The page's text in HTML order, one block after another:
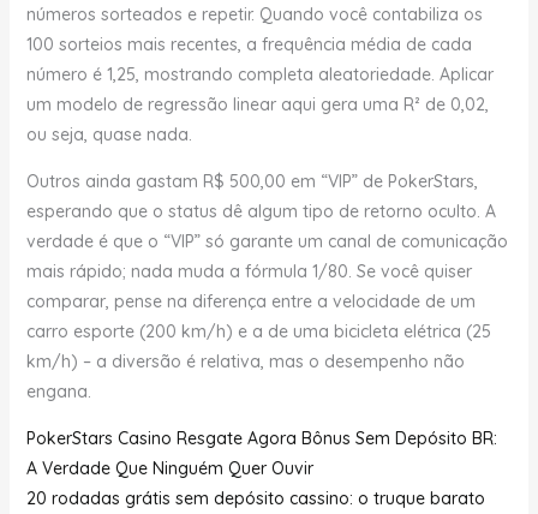
números sorteados e repetir. Quando você contabiliza os
100 sorteios mais recentes, a frequência média de cada
número é 1,25, mostrando completa aleatoriedade. Aplicar
um modelo de regressão linear aqui gera uma R² de 0,02,
ou seja, quase nada.
Outros ainda gastam R$ 500,00 em “VIP” de PokerStars,
esperando que o status dê algum tipo de retorno oculto. A
verdade é que o “VIP” só garante um canal de comunicação
mais rápido; nada muda a fórmula 1/80. Se você quiser
comparar, pense na diferença entre a velocidade de um
carro esporte (200 km/h) e a de uma bicicleta elétrica (25
km/h) – a diversão é relativa, mas o desempenho não
engana.
PokerStars Casino Resgate Agora Bônus Sem Depósito BR:
A Verdade Que Ninguém Quer Ouvir
20 rodadas grátis sem depósito cassino: o truque barato